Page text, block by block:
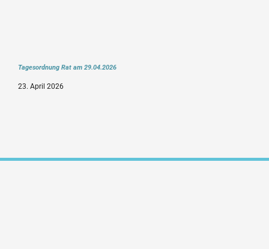
Tagesordnung Rat am 29.04.2026
23. April 2026